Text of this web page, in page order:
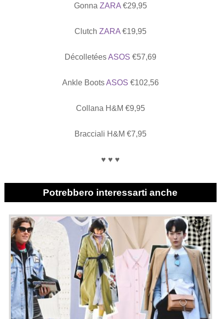
Gonna ZARA€29,95
Clutch ZARA€19,95
DécolletéesASOS €57,69
Ankle BootsASOS €102,56
Collana H&M €9,95
Bracciali H&M €7,95
♥ ♥ ♥
Potrebbero interessarti anche